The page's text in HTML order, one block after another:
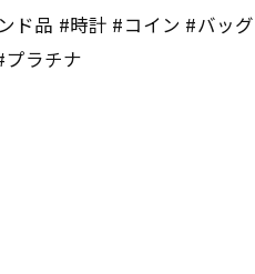
ド品 #時計 #コイン #バッ
ラチナ